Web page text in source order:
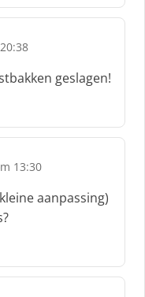
geslagen!
13:30
aanpassing)